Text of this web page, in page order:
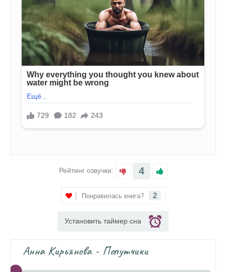
Рейтинг озвучки: 4
Понравилась книга? 2
Установить таймер сна
Анна Кирьянова - Попутчики